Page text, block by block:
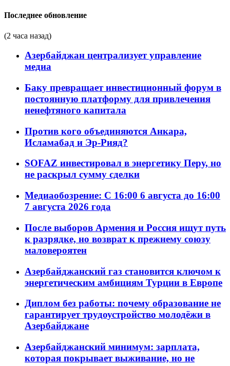
Последнее обновление
(2 часа назад)
Азербайджан централизует управление
медиа
Баку превращает инвестиционный форум в
постоянную платформу для привлечения
ненефтяного капитала
Против кого объединяются Анкара,
Исламабад и Эр-Рияд?
SOFAZ инвестировал в энергетику Перу, но
не раскрыл сумму сделки
Медиаобозрение: С 16:00 6 августа до 16:00
7 августа 2026 года
После выборов Армения и Россия ищут путь
к разрядке, но возврат к прежнему союзу
маловероятен
Азербайджанский газ становится ключом к
энергетическим амбициям Турции в Европе
Диплом без работы: почему образование не
гарантирует трудоустройство молодёжи в
Азербайджане
Азербайджанский минимум: зарплата,
которая покрывает выживание, но не